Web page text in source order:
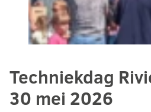
Techniekdag
30 mei 2026